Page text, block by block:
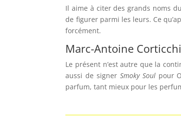
Il aime à citer des grands noms
de figurer parmi les leurs. Ce
forcément.
Marc-Antoine
Le présent n’est autre que la
aussi de signer Smoky Soulpour
parfum, tant mieux pour les